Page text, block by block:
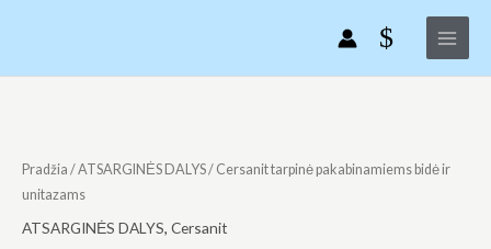
Main
Menu
Pradžia /ATSARGINĖS DALYS/ Cersanit tarpinė pakabinamiems bidė ir
unitazams
ATSARGINĖS DALYS, Cersanit
Cersanit
tarpinė
pakabinamiems
ir